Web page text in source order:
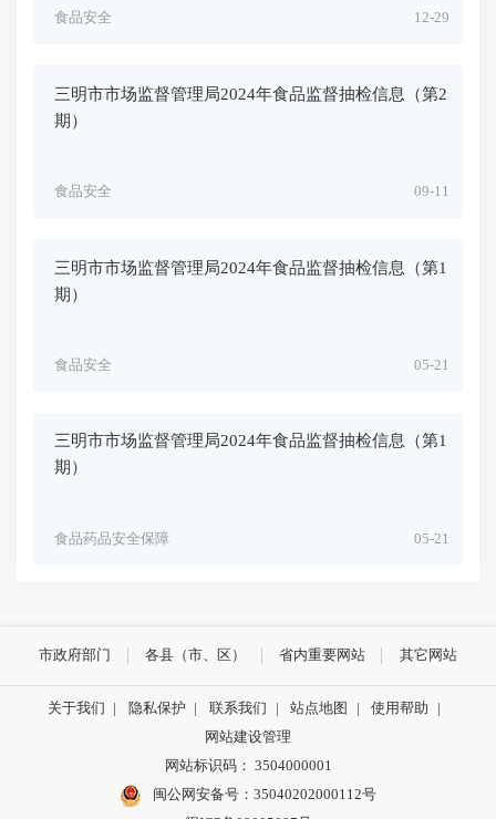
12-29
食品安全
三明市市场监督管理局2024年食品监督抽检信息（第2
期）
09-11
食品安全
三明市市场监督管理局2024年食品监督抽检信息（第1
期）
05-21
食品安全
三明市市场监督管理局2024年食品监督抽检信息（第1
期）
05-21
食品药品安全保障
市政府部门 各县（市、区） 省内重要网站 其它网站
关于我们 | 隐私保护 | 联系我们 | 站点地图 | 使用帮助
|
网站建设管理
网站标识码： 3504000001
闽公网安备号：35040202000112号